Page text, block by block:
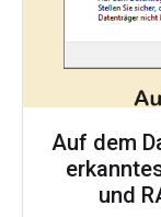
Auf dem
und